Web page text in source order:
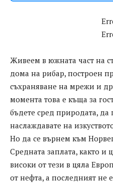
Живеем в южната част на
дома на рибар, построен
съхраняване на мрежи и
момента това е къща за
бъдете сред природата, да
наслаждавате на
Но да се върнем към
Средната заплата, както и
високи от тези в цяла
от нефта, а последният не